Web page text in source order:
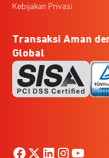
Kebijakan Privasi
Transaksi Aman
Global